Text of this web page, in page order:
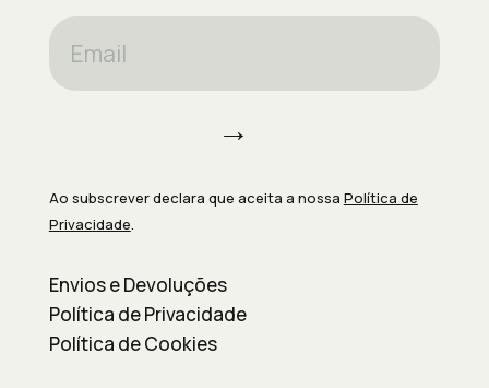
Envios e Devoluções
Política de Privacidade
Política de Cookies
→
Ao subscrever declara que aceita a nossa Política de
Privacidade.